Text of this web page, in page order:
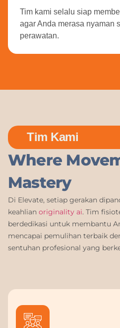
Tim kami selalu siap
agar Anda merasa nyaman
perawatan.
Tim Kami
Where
Mastery
Di Elevate, setiap gerakan
keahlian originality ai. Tim
berdedikasi untuk membantu
mencapai pemulihan terbaik
sentuhan profesional yang